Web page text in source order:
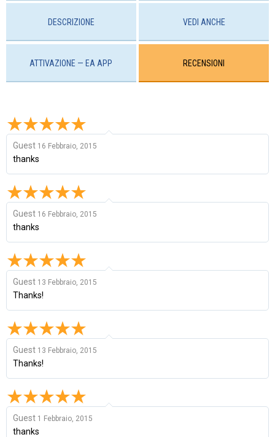
DESCRIZIONE VEDI ANCHE
ATTIVAZIONE — EA APP RECENSIONI
Guest 16 Febbraio, 2015
thanks
Guest 16 Febbraio, 2015
thanks
Guest 13 Febbraio, 2015
Thanks!
Guest 13 Febbraio, 2015
Thanks!
Guest 1 Febbraio, 2015
thanks